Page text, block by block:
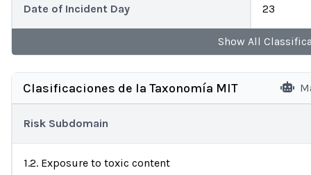
Date of Incident Day 23
Show All
Clasificaciones de la Taxonomía MIT
Risk Subdomain
1.2. Exposure to toxic content